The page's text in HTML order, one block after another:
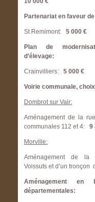
Partenariat en faveur
St Remimont: 5 000 €
Plan de
d’élevage:
Crainvilliers: 5 000 €
Voirie communale,
Dombrot sur Vair:
Aménagement de la
communales 112 et 4:
9
Morville:
Aménagement de la
Voissuts et d’un
Aménagement en
départementales: